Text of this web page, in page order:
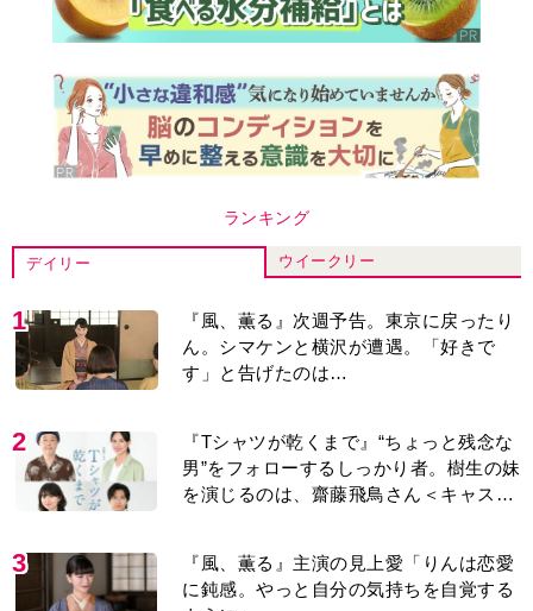
ランキング
デイリー ウイークリー
1
『風、薫る』次週予告。東京に戻ったり
ん。シマケンと横沢が遭遇。「好きで
す」と告げたのは…
2
『Tシャツが乾くまで』“ちょっと残念な
男”をフォローするしっかり者。樹生の妹
を演じるのは、齋藤飛鳥さん＜キャスト
3
『風、薫る』主演の見上愛「りんは恋愛
に鈍感。やっと自分の気持ちを自覚する